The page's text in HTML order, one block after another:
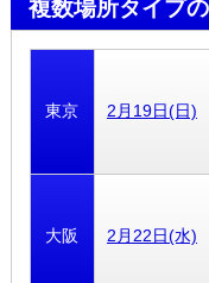
複数場所タイプ
東京 2月19日(日)
大阪 2月22日(水)